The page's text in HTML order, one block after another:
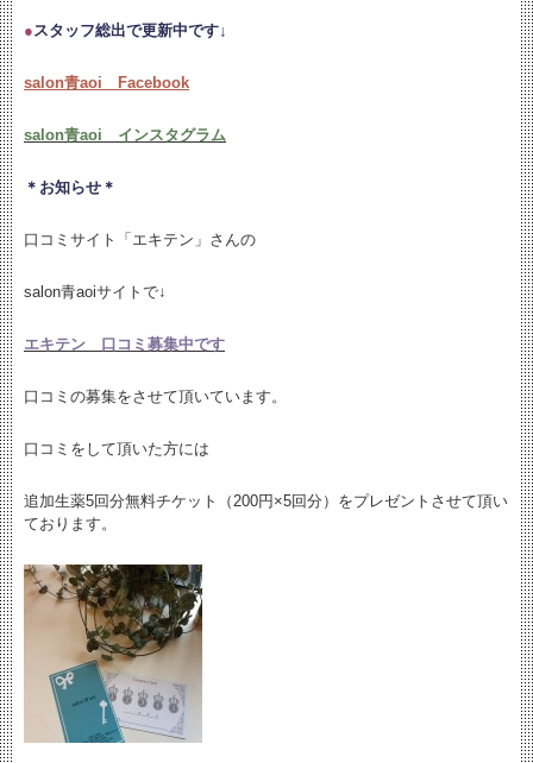
●スタッフ総出で更新中です↓
salon青aoi Facebook
salon青aoi インスタグラム
＊お知らせ＊
口コミサイト「エキテン」さんの
salon青aoiサイトで↓
エキテン 口コミ募集中です
口コミの募集をさせて頂いています。
口コミをして頂いた方には
追加生薬5回分無料チケット（200円×5回分）をプレゼントさせて頂い
ております。